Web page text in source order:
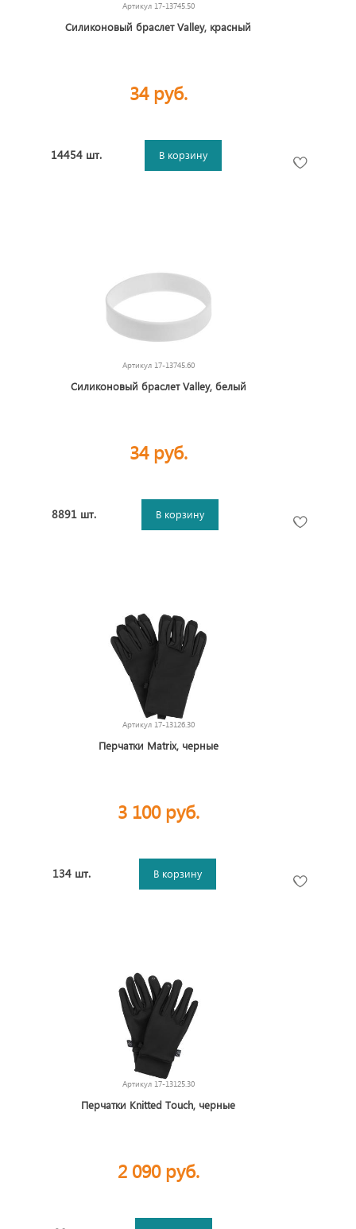
Артикул 17-13745.50
Силиконовый браслет Valley, красный
34 руб.
14454 шт. В корзину
Артикул 17-13745.60
Силиконовый браслет Valley, белый
34 руб.
8891 шт. В корзину
Артикул 17-13126.30
Перчатки Matrix, черные
3 100 руб.
134 шт. В корзину
Артикул 17-13125.30
Перчатки Knitted Touch, черные
2 090 руб.